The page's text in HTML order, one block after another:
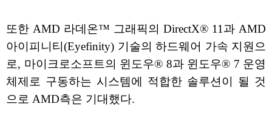
또한 AMD 라데온™ 그래픽의 DirectX® 11과 AMD
아이피니티(Eyefinity) 기술의 하드웨어 가속 지원으
로, 마이크로소프트의 윈도우® 8과 윈도우® 7 운영
체제로 구동하는 시스템에 적합한 솔루션이 될 것
으로 AMD측은 기대했다.